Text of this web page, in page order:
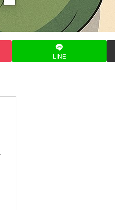
LINE